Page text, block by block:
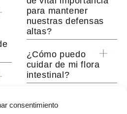
consentimiento
para mantener
nuestras defensas
altas?
¿Cómo puedo
cuidar de mi flora
intestinal?
juega la alimentación